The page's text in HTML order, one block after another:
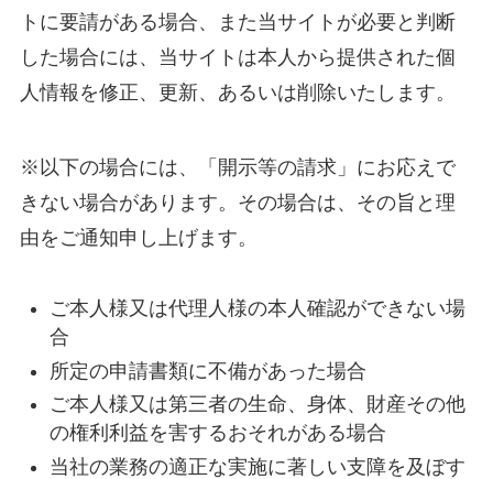
トに要請がある場合、また当サイトが必要と判断
した場合には、当サイトは本人から提供された個
人情報を修正、更新、あるいは削除いたします。
※以下の場合には、「開示等の請求」にお応えで
きない場合があります。その場合は、その旨と理
由をご通知申し上げます。
ご本人様又は代理人様の本人確認ができない場
合
所定の申請書類に不備があった場合
ご本人様又は第三者の生命、身体、財産その他
の権利利益を害するおそれがある場合
当社の業務の適正な実施に著しい支障を及ぼす